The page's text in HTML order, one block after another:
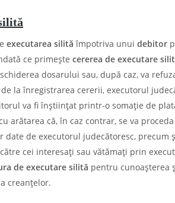
executarea silită împotriva unui debitor
ce primeşte cererea de executare
dosarului sau, după caz, va
la înregistrarea cererii, executorul
va fi înștiințat printr-o somație de
arătarea că, în caz contrar, se va
de executorul judecătoresc, precum
cei interesaţi sau vătămaţi prin
de executare silită pentru cunoașterea
creanțelor.